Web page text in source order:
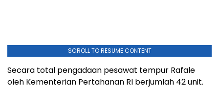
SCROLL TO RESUME CONTENT
Secara total pengadaan pesawat tempur Rafale
oleh Kementerian Pertahanan RI berjumlah 42 unit.